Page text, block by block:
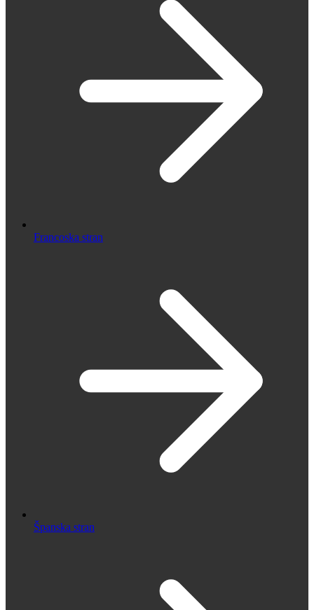
Francoska stran
Španska stran